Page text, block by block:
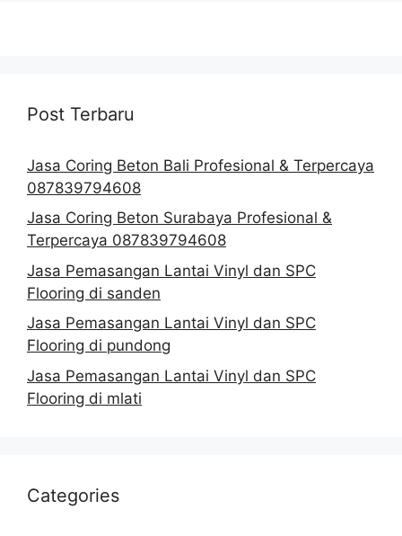
Post Terbaru
Jasa Coring Beton Bali Profesional & Terpercaya
087839794608
Jasa Coring Beton Surabaya Profesional &
Terpercaya 087839794608
Jasa Pemasangan Lantai Vinyl dan SPC
Flooring di sanden
Jasa Pemasangan Lantai Vinyl dan SPC
Flooring di pundong
Jasa Pemasangan Lantai Vinyl dan SPC
Flooring di mlati
Categories